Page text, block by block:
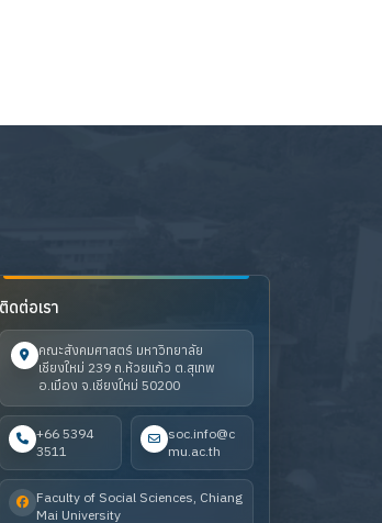
ติดต่อเรา
คณะสังคมศาสตร์ มหาวิทยาลัย
เชียงใหม่ 239 ถ.ห้วยแก้ว ต.สุเทพ
อ.เมือง จ.เชียงใหม่ 50200
+66 5394
3511
soc.info@c
mu.ac.th
Faculty of Social Sciences, Chiang
Mai University